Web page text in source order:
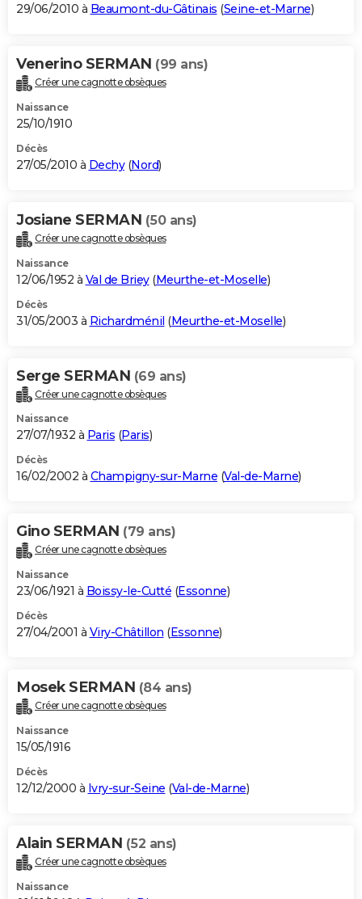
29/06/2010 à Beaumont-du-Gâtinais (Seine-et-Marne)
Venerino SERMAN (99 ans)
Créer une cagnotte obsèques
Naissance
25/10/1910
Décès
27/05/2010 à Dechy(Nord)
Josiane SERMAN (50 ans)
Créer une cagnotte obsèques
Naissance
12/06/1952 à Val de Briey(Meurthe-et-Moselle)
Décès
31/05/2003 à Richardménil (Meurthe-et-Moselle)
Serge SERMAN (69 ans)
Créer une cagnotte obsèques
Naissance
27/07/1932 à Paris (Paris)
Décès
16/02/2002 à Champigny-sur-Marne (Val-de-Marne)
Gino SERMAN (79 ans)
Créer une cagnotte obsèques
Naissance
23/06/1921 à Boissy-le-Cutté (Essonne)
Décès
27/04/2001 à Viry-Châtillon (Essonne)
Mosek SERMAN (84 ans)
Créer une cagnotte obsèques
Naissance
15/05/1916
Décès
12/12/2000 à Ivry-sur-Seine (Val-de-Marne)
Alain SERMAN (52 ans)
Créer une cagnotte obsèques
Naissance